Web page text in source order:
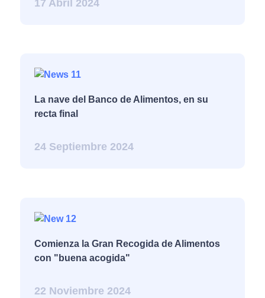
17 Abril 2024
La nave del Banco de Alimentos, en su
recta final
24 Septiembre 2024
Comienza la Gran Recogida de Alimentos
con "buena acogida"
22 Noviembre 2024